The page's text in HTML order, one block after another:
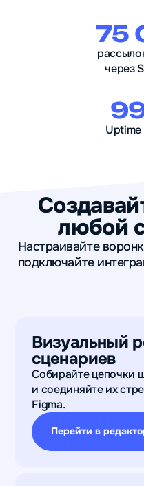
75
через
любой
Настраивайте
подключайте
Визуальный
сценариев
Собирайте цепочки
и соединяйте их
Figma.
Перейти в